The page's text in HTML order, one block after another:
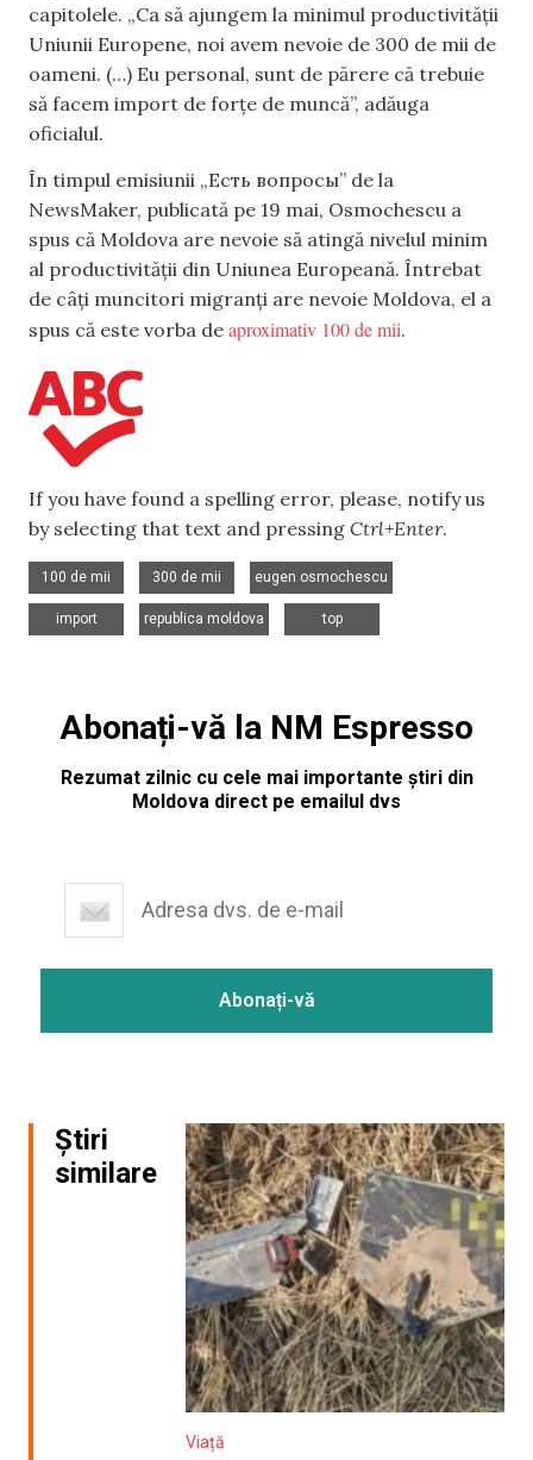
capitolele. „Ca să ajungem la minimul productivității
Uniunii Europene, noi avem nevoie de 300 de mii de
oameni. (…) Eu personal, sunt de părere că trebuie
să facem import de forțe de muncă”, adăuga
oficialul.
În timpul emisiunii „Есть вопросы” de la
NewsMaker, publicată pe 19 mai, Osmochescu a
spus că Moldova are nevoie să atingă nivelul minim
al productivității din Uniunea Europeană. Întrebat
de câți muncitori migranți are nevoie Moldova, el a
spus că este vorba de aproximativ 100 de mii.
If you have found a spelling error, please, notify us
by selecting that text and pressing Ctrl+Enter.
100 de mii
300 de mii
eugen osmochescu
import
republica moldova
top
Abonați-vă la NM Espresso
Rezumat zilnic cu cele mai importante știri din
Moldova direct pe emailul dvs
Știri
similare
Viață